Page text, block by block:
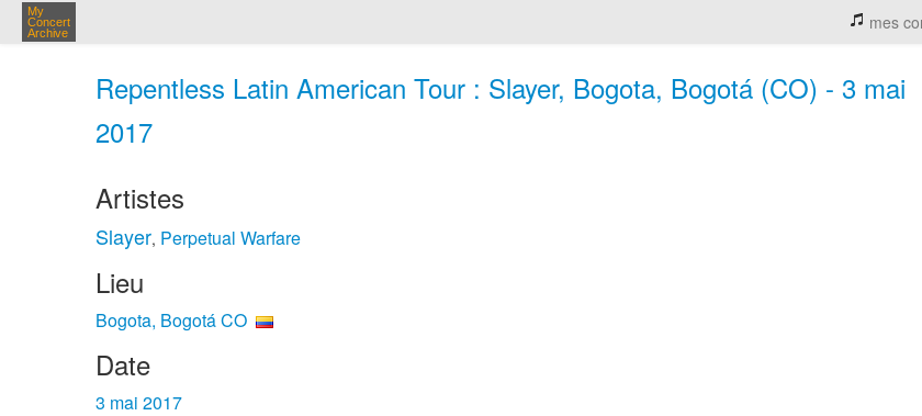
My
Concert
Archive
mes
Repentless Latin American Tour : Slayer, Bogota, Bogotá (CO) - 3 mai
2017
Artistes
Slayer, Perpetual Warfare
Lieu
Bogota, Bogotá CO
Date
3 mai 2017